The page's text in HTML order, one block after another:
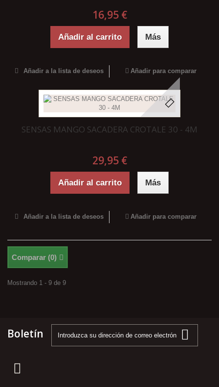
16,95 €
Añadir al carrito Más
Añadir a la lista de deseos Añadir para comparar
SENSAS MANGO SACADERA CROTALE 30 - 4M
29,95 €
Añadir al carrito Más
Añadir a la lista de deseos Añadir para comparar
Comparar (0)
Mostrando 1 - 9 de 9
Boletín